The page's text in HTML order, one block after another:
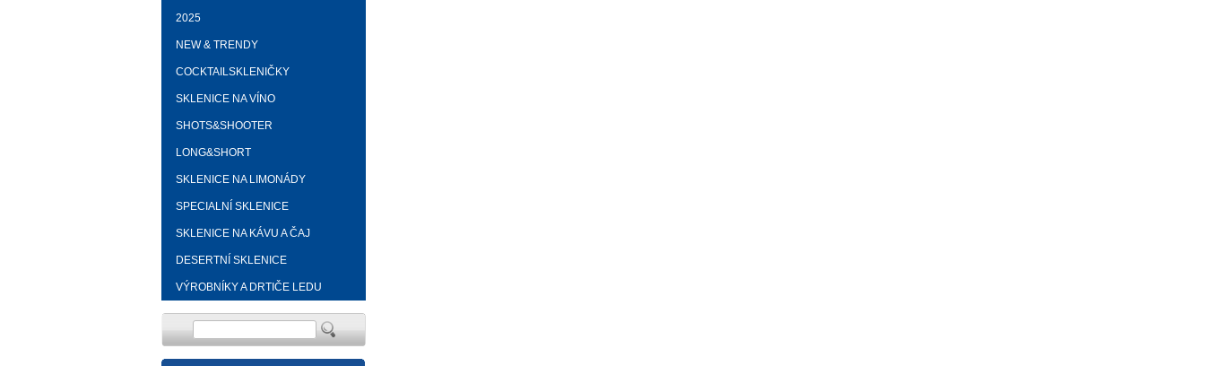
2025
NEW & TRENDY
COCKTAILSKLENIČKY
SKLENICE NA VÍNO
SHOTS&SHOOTER
LONG&SHORT
SKLENICE NA LIMONÁDY
SPECIALNÍ SKLENICE
SKLENICE NA KÁVU A ČAJ
DESERTNÍ SKLENICE
VÝROBNÍKY A DRTIČE LEDU